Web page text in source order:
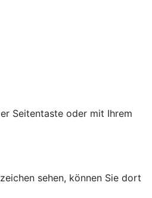
Seitentaste oder mit Ihrem
sehen, können Sie dort